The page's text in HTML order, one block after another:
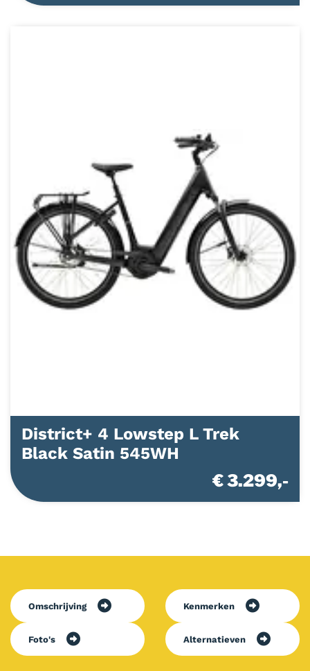
District+ 4 Lowstep L Trek
Black Satin 545WH
€ 3.299,-
Omschrijving Kenmerken
Foto's Alternatieven